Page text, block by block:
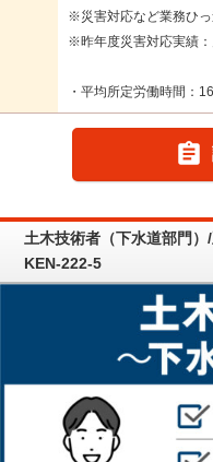
※災害対応など業務ひ
※昨年度災害対応実績：
・平均所定労働時間：

土木技術者（下水道部門
KEN-222-5